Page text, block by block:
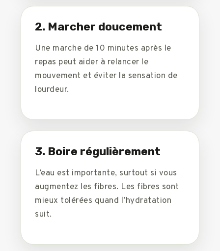
2. Marcher doucement
Une marche de 10 minutes après le
repas peut aider à relancer le
mouvement et éviter la sensation de
lourdeur.
3. Boire régulièrement
L’eau est importante, surtout si vous
augmentez les fibres. Les fibres sont
mieux tolérées quand l’hydratation
suit.